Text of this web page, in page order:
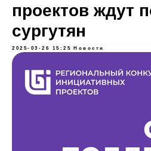
проектов ждут
сургутян
2025-03-26 15:25 Новости